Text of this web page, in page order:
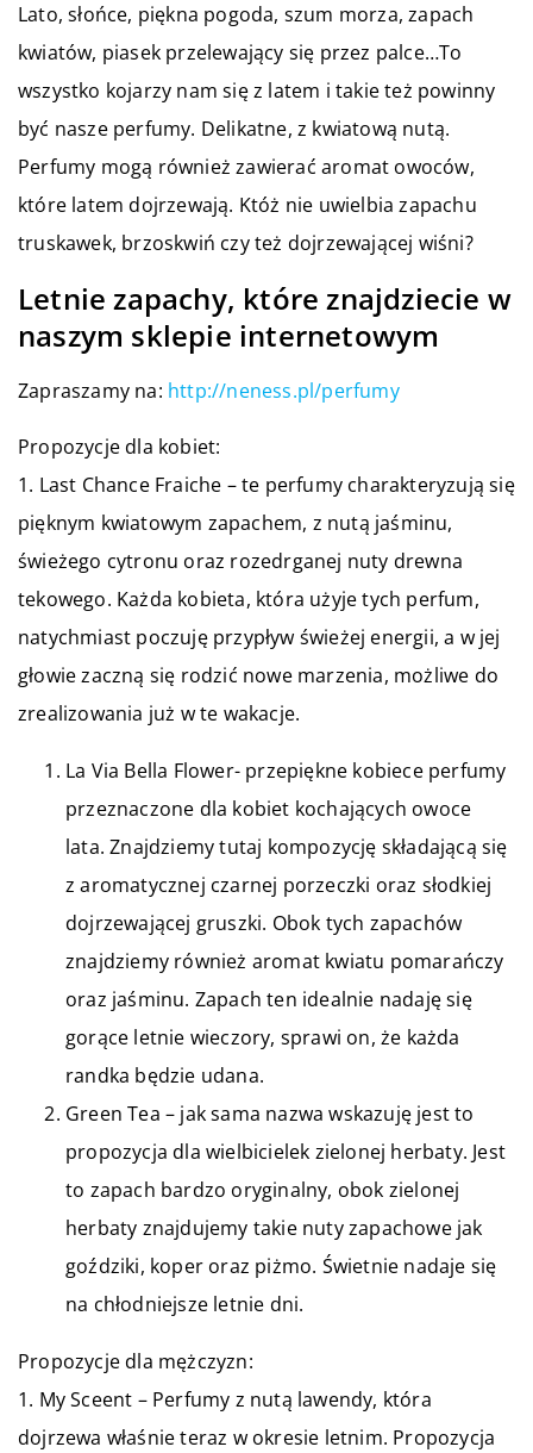
Lato, słońce, piękna pogoda, szum morza, zapach
kwiatów, piasek przelewający się przez palce…To
wszystko kojarzy nam się z latem i takie też powinny
być nasze perfumy. Delikatne, z kwiatową nutą.
Perfumy mogą również zawierać aromat owoców,
które latem dojrzewają. Któż nie uwielbia zapachu
truskawek, brzoskwiń czy też dojrzewającej wiśni?
Letnie zapachy, które znajdziecie w
naszym sklepie internetowym
Zapraszamy na: http://neness.pl/perfumy
Propozycje dla kobiet:
1. Last Chance Fraiche – te perfumy charakteryzują się
pięknym kwiatowym zapachem, z nutą jaśminu,
świeżego cytronu oraz rozedrganej nuty drewna
tekowego. Każda kobieta, która użyje tych perfum,
natychmiast poczuję przypływ świeżej energii, a w jej
głowie zaczną się rodzić nowe marzenia, możliwe do
zrealizowania już w te wakacje.
La Via Bella Flower- przepiękne kobiece perfumy
przeznaczone dla kobiet kochających owoce
lata. Znajdziemy tutaj kompozycję składającą się
z aromatycznej czarnej porzeczki oraz słodkiej
dojrzewającej gruszki. Obok tych zapachów
znajdziemy również aromat kwiatu pomarańczy
oraz jaśminu. Zapach ten idealnie nadaję się
gorące letnie wieczory, sprawi on, że każda
randka będzie udana.
Green Tea – jak sama nazwa wskazuję jest to
propozycja dla wielbicielek zielonej herbaty. Jest
to zapach bardzo oryginalny, obok zielonej
herbaty znajdujemy takie nuty zapachowe jak
goździki, koper oraz piżmo. Świetnie nadaje się
na chłodniejsze letnie dni.
Propozycje dla mężczyzn:
1. My Sceent – Perfumy z nutą lawendy, która
dojrzewa właśnie teraz w okresie letnim. Propozycja